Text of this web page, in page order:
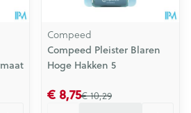
Compeed
Compeed Pleister Blaren
Hoge Hakken 5
€ 10,29
€ 8,75